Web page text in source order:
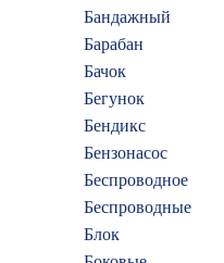
Бандажный
Барабан
Бачок
Бегунок
Бендикс
Бензонасос
Беспроводное
Беспроводные
Блок